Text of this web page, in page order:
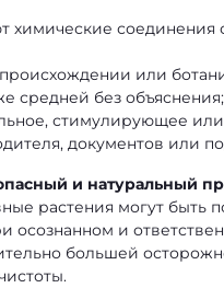
химические
или
средней без объяснения;
стимулирующее или
документов или
и натуральный
растения могут быть
осознанном и
большей